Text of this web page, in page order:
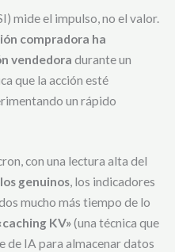
mide el impulso, no el valor.
compradora ha
vendedora durante un
que la acción esté
un rápido
con una lectura alta del
genuinos, los indicadores
mucho más tiempo de lo
KV»(una técnica que
de IA para almacenar datos